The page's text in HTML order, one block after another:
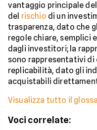
vantaggio principale
del rischio di un
trasparenza, dato che
regole chiare, semplici
dagli investitori; la
sono rappresentativi di
replicabilità, dato gli
acquistabili
Visualizza tutto il
Voci correlate: